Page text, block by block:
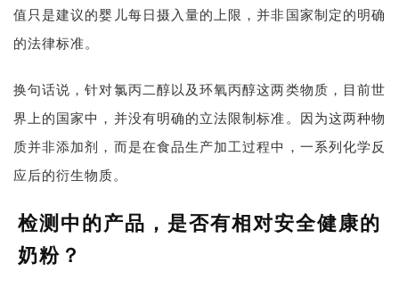
值只是建议的婴儿每日摄入量的上限，并非国家制定的明确
的法律标准。
换句话说，针对氯丙二醇以及环氧丙醇这两类物质，目前世
界上的国家中，并没有明确的立法限制标准。因为这两种物
质并非添加剂，而是在食品生产加工过程中，一系列化学反
应后的衍生物质。
检测中的产品，是否有相对安全健康的
奶粉？